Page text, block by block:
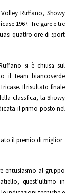
Ruffano, Showy
1967. Tre gare e tre
quattro ore di sport
si è chiusa sul
il team biancoverde
Il risultato finale
classifica, la Showy
il primo posto nel
il premio di miglior
entusiasmo al gruppo
quest’ultimo in